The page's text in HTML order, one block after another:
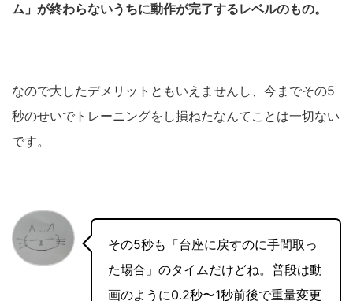
ム」が終わらないうちに動作が完了するレベルのもの。
なので大したデメリットともいえませんし、今までその5
秒のせいでトレーニングをし損ねたなんてことは一切ない
です。
その5秒も「台座に戻すのに手間取っ
た場合」のタイムだけどね。普段は動
画のように0.2秒〜1秒前後で重量変更